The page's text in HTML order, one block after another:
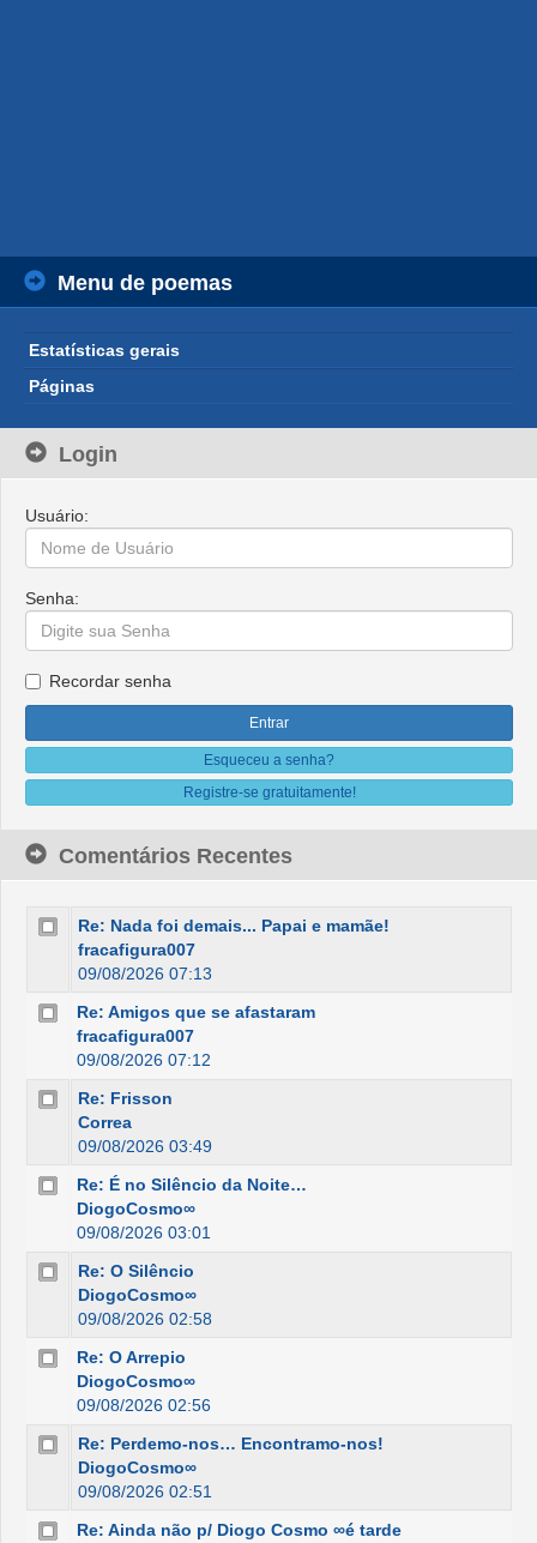
Menu de poemas
Estatísticas gerais
Páginas
Login
Usuário:
Senha:
Recordar senha
Esqueceu a senha?
Registre-se gratuitamente!
Comentários Recentes
Re: Nada foi demais... Papai e mamãe!
fracafigura007
09/08/2026 07:13
Re: Amigos que se afastaram
fracafigura007
09/08/2026 07:12
Re: Frisson
Correa
09/08/2026 03:49
Re: É no Silêncio da Noite…
DiogoCosmo∞
09/08/2026 03:01
Re: O Silêncio
DiogoCosmo∞
09/08/2026 02:58
Re: O Arrepio
DiogoCosmo∞
09/08/2026 02:56
Re: Perdemo-nos… Encontramo-nos!
DiogoCosmo∞
09/08/2026 02:51
Re: Ainda não p/ Diogo Cosmo ∞é tarde